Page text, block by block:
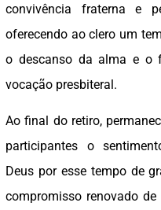
convivência fraterna e
oferecendo ao clero um
o descanso da alma e o
vocação presbiteral.
Ao final do retiro,
participantes o
Deus por esse tempo de
compromisso renovado